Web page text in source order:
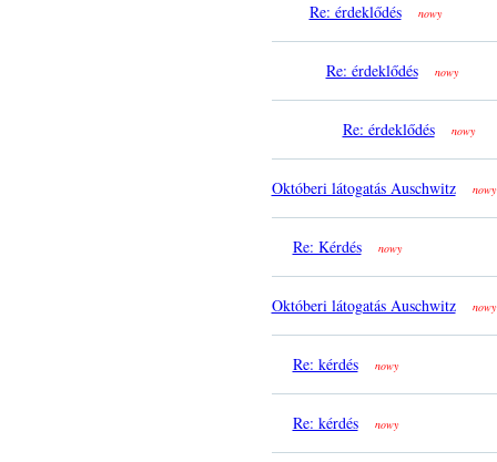
Re: érdeklődés nowy
Re: érdeklődés nowy
Re: érdeklődés nowy
Októberi látogatás Auschwitz nowy
Re: Kérdés nowy
Októberi látogatás Auschwitz nowy
Re: kérdés nowy
Re: kérdés nowy